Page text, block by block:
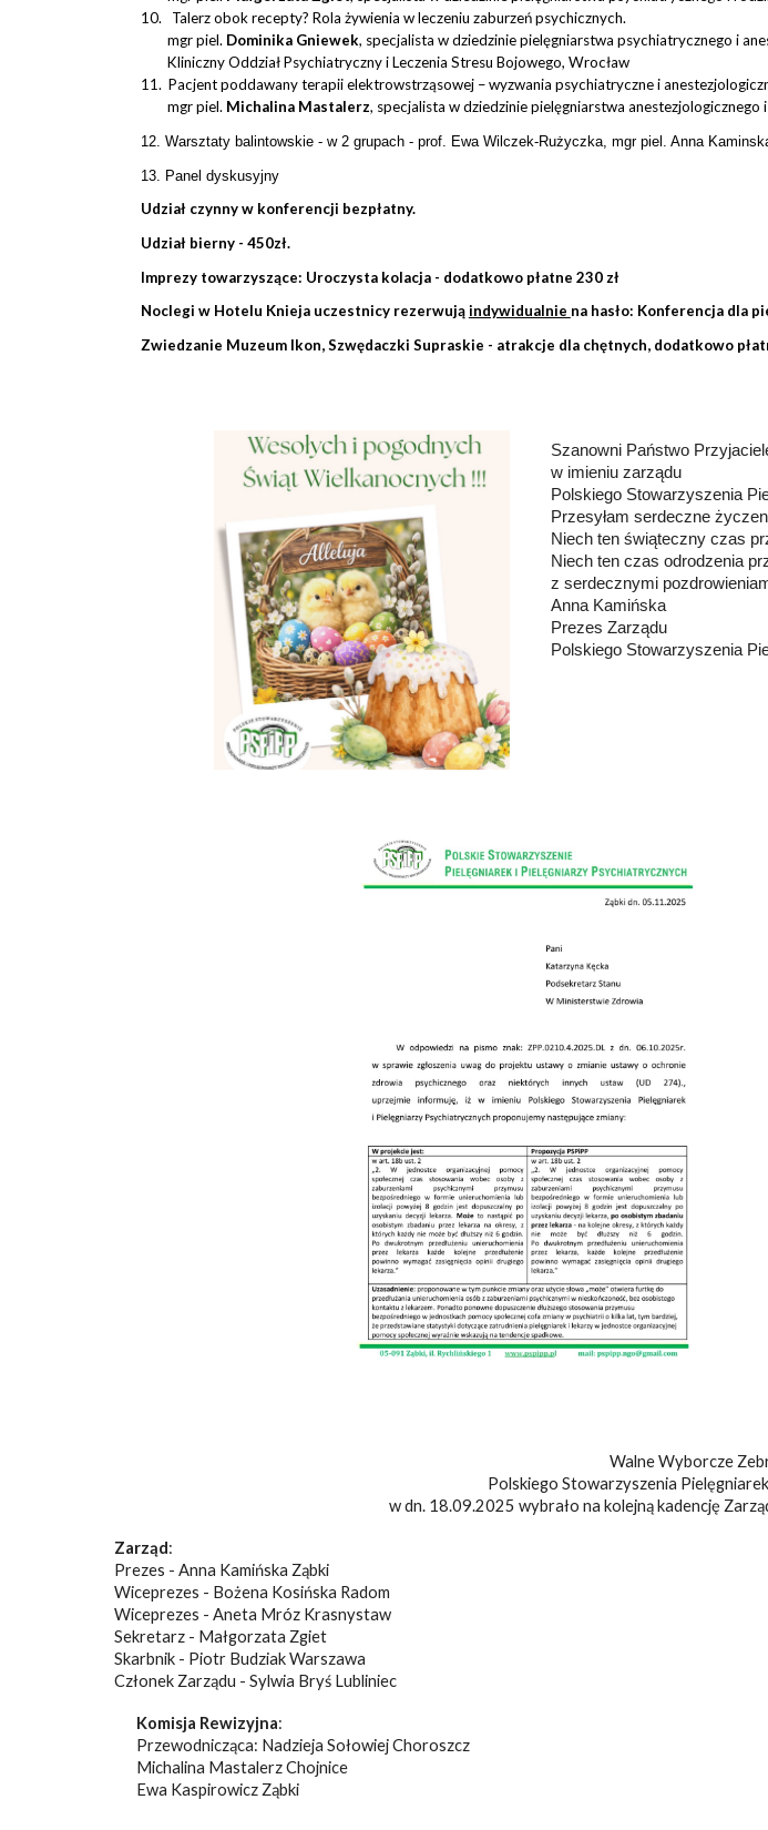
10.
Talerz obok recepty? Rola żywienia w leczeniu zaburzeń psychicznych.
mgr piel. Dominika Gniewek, specjalista w dziedzinie pielęgniarstwa psychiatrycznego i
Kliniczny Oddział Psychiatryczny i Leczenia Stresu Bojowego, Wrocław
11. Pacjent poddawany terapii elektrowstrząsowej – wyzwania psychiatryczne i
mgr piel. Michalina Mastalerz, specjalista w dziedzinie pielęgniarstwa
12. Warsztaty balintowskie - w 2 grupach - prof. Ewa Wilczek-Rużyczka, mgr piel. Anna
13. Panel dyskusyjny
Udział czynny w konferencji bezpłatny.
Udział bierny - 450zł.
Imprezy towarzyszące: Uroczysta kolacja - dodatkowo płatne 230 zł
Noclegi w Hotelu Knieja uczestnicy rezerwująindywidualnie na hasło: Konferencja dla
Zwiedzanie Muzeum Ikon, Szwędaczki Supraskie - atrakcje dla chętnych, dodatkowo
Szanowni Państwo
w imieniu zarządu
Polskiego Stowarzyszenia
Przesyłam serdeczne
Niech ten świąteczny czas
Niech ten czas odrodzenia
z serdecznymi
Anna Kamińska
Prezes Zarządu
Polskiego Stowarzyszenia
Walne Wyborcze
Polskiego Stowarzyszenia
w dn. 18.09.2025 wybrało na kolejną kadencję
Zarząd:
Prezes - Anna Kamińska Ząbki
Wiceprezes - Bożena Kosińska Radom
Wiceprezes - Aneta Mróz Krasnystaw
Sekretarz - Małgorzata Zgiet
Skarbnik - Piotr Budziak Warszawa
Członek Zarządu - Sylwia Bryś Lubliniec
Komisja Rewizyjna:
Przewodnicząca: Nadzieja Sołowiej Choroszcz
Michalina Mastalerz Chojnice
Ewa Kaspirowicz Ząbki